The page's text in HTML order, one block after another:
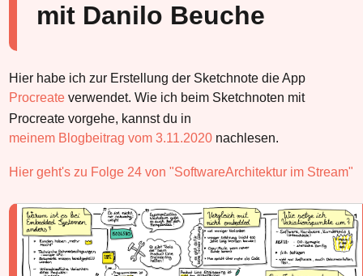
mit Danilo Beuche
Hier habe ich zur Erstellung der Sketchnote die App
Procreateverwendet. Wie ich beim Sketchnoten mit
Procreate vorgehe, kannst du in
meinem Blogbeitrag vom 3.11.2020nachlesen.
Hier geht's zu Folge 24 von "SoftwareArchitektur im Stream"